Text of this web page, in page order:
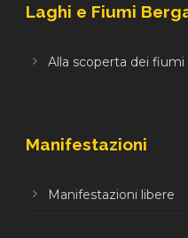
Laghi e Fiumi
Alla scoperta dei
Manifestazioni
Manifestazioni libere